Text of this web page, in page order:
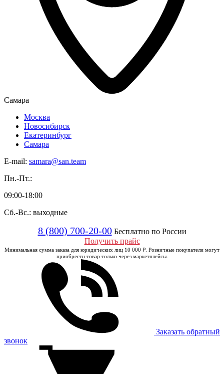
Самара
Москва
Новосибирск
Екатеринбург
Самара
E-mail: samara@san.team
Пн.-Пт.:
09:00-18:00
Сб.-Вс.: выходные
8 (800) 700-20-00 Бесплатно по России
Получить прайс
Минимальная сумма заказа для юридических лиц 10 000 ₽. Розничные покупатели могут
приобрести товар только через маркетплейсы.
Заказать обратный
звонок